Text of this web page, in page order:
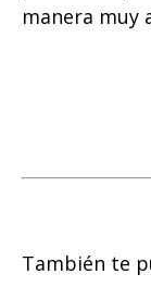
manera muy
También te